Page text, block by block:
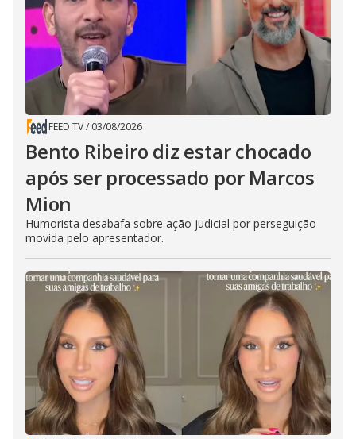
FEED TV/ 03/08/2026
Bento Ribeiro diz estar chocado
após ser processado por Marcos
Mion
Humorista desabafa sobre ação judicial por perseguição
movida pelo apresentador.